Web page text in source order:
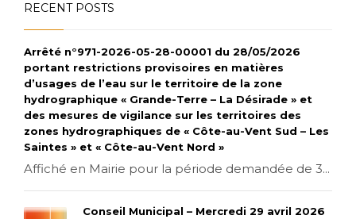
RECENT POSTS
Arrêté n°971-2026-05-28-00001 du 28/05/2026
portant restrictions provisoires en matières
d’usages de l’eau sur le territoire de la zone
hydrographique « Grande-Terre – La Désirade » et
des mesures de vigilance sur les territoires des
zones hydrographiques de « Côte-au-Vent Sud – Les
Saintes » et « Côte-au-Vent Nord »
Affiché en Mairie pour la période demandée de 3...
Conseil Municipal – Mercredi 29 avril 2026